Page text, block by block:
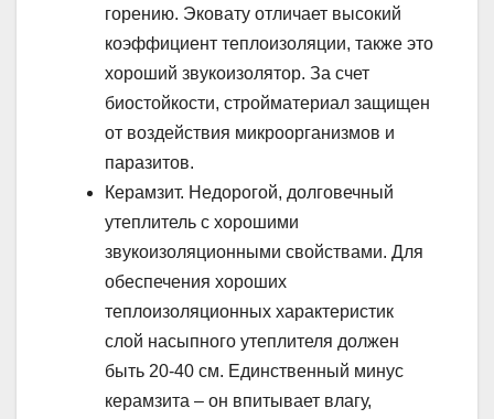
горению. Эковату отличает высокий
коэффициент теплоизоляции, также это
хороший звукоизолятор. За счет
биостойкости, стройматериал защищен
от воздействия микроорганизмов и
паразитов.
Керамзит. Недорогой, долговечный
утеплитель с хорошими
звукоизоляционными свойствами. Для
обеспечения хороших
теплоизоляционных характеристик
слой насыпного утеплителя должен
быть 20-40 см. Единственный минус
керамзита – он впитывает влагу,